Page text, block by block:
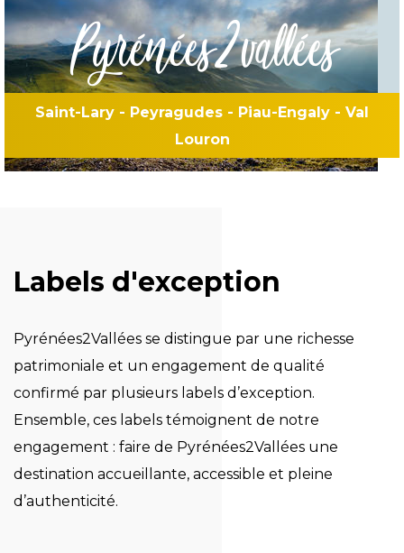
Pyrénées2vallées
Saint-Lary - Peyragudes - Piau-Engaly - Val
Louron
Labels d'exception
Pyrénées2Vallées se distingue par une richesse
patrimoniale et un engagement de qualité
confirmé par plusieurs labels d’exception.
Ensemble, ces labels témoignent de notre
engagement : faire de Pyrénées2Vallées une
destination accueillante, accessible et pleine
d’authenticité.